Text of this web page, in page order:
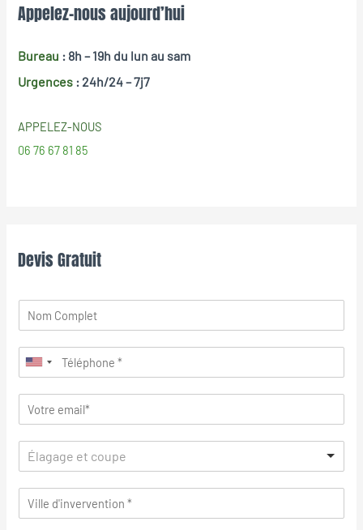
Appelez-nous aujourd’hui
Bureau : 8h – 19h du lun au sam
Urgences : 24h/24 – 7j7
APPELEZ-NOUS
06 76 67 81 85
Devis Gratuit
Élagage et coupe